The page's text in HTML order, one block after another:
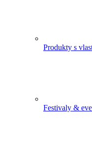
Produkty s
Festivaly &